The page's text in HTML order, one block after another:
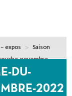
expos
Saison
novembre-
DU-
2022